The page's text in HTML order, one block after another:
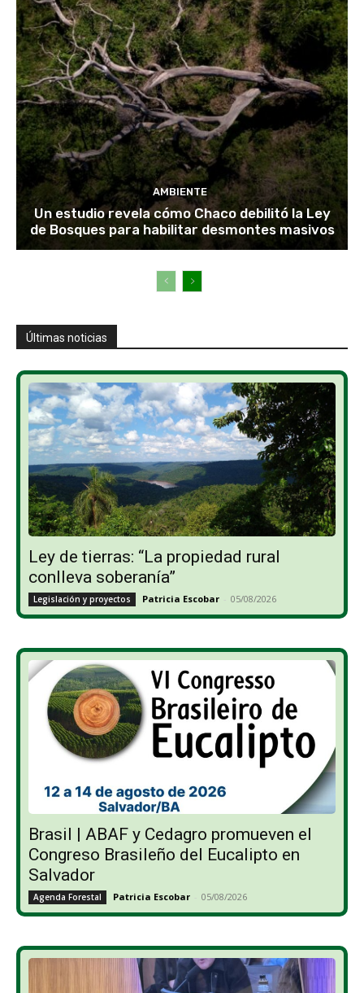
AMBIENTE
Un estudio revela cómo Chaco debilitó la Ley
de Bosques para habilitar desmontes masivos
Últimas noticias
Ley de tierras: “La propiedad rural
conlleva soberanía”
Legislación y proyectos Patricia Escobar - 05/08/2026
Brasil | ABAF y Cedagro promueven el
Congreso Brasileño del Eucalipto en
Salvador
Agenda Forestal Patricia Escobar - 05/08/2026